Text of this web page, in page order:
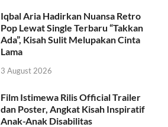
Iqbal Aria Hadirkan Nuansa Retro
Pop Lewat Single Terbaru “Takkan
Ada”, Kisah Sulit Melupakan Cinta
Lama
3 August 2026
Film Istimewa Rilis Official Trailer
dan Poster, Angkat Kisah Inspiratif
Anak-Anak Disabilitas